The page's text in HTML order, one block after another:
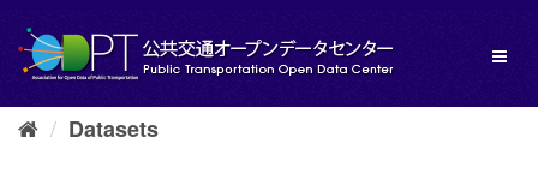
content
Datasets